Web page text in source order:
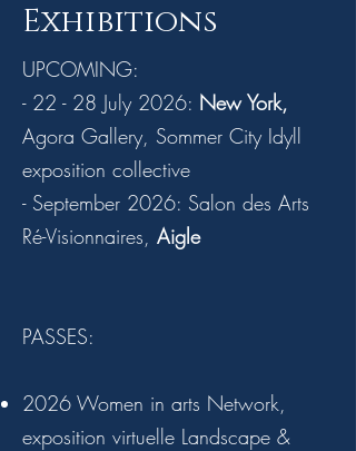
Exhibitions
UPCOMING:
- 22 - 28 July 2026: New York,
Agora Gallery, Sommer City Idyll
exposition collective
- September 2026: Salon des Arts
Ré-Visionnaires, Aigle
PASSES:
2026 Women in arts Network,
exposition virtuelle Landscape &